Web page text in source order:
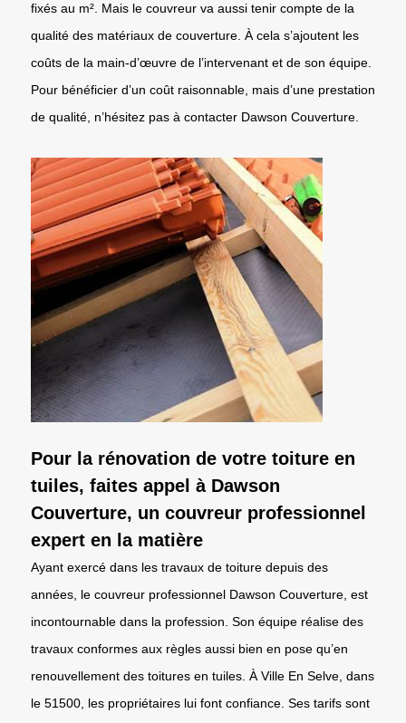
fixés au m². Mais le couvreur va aussi tenir compte de la
qualité des matériaux de couverture. À cela s’ajoutent les
coûts de la main-d’œuvre de l’intervenant et de son équipe.
Pour bénéficier d’un coût raisonnable, mais d’une prestation
de qualité, n’hésitez pas à contacter Dawson Couverture.
Pour la rénovation de votre toiture en
tuiles, faites appel à Dawson
Couverture, un couvreur professionnel
expert en la matière
Ayant exercé dans les travaux de toiture depuis des
années, le couvreur professionnel Dawson Couverture, est
incontournable dans la profession. Son équipe réalise des
travaux conformes aux règles aussi bien en pose qu’en
renouvellement des toitures en tuiles. À Ville En Selve, dans
le 51500, les propriétaires lui font confiance. Ses tarifs sont